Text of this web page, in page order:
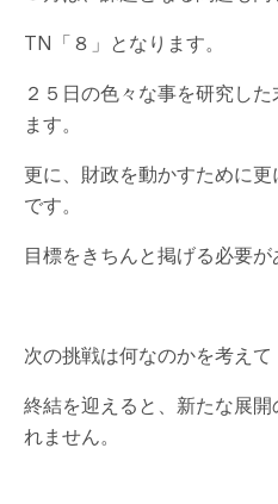
TN「８」となります。
２５日の色々な事を研究し
ます。
更に、財政を動かすために
です。
目標をきちんと掲げる必要が
次の挑戦は何なのかを考えて
終結を迎えると、新たな展
れません。